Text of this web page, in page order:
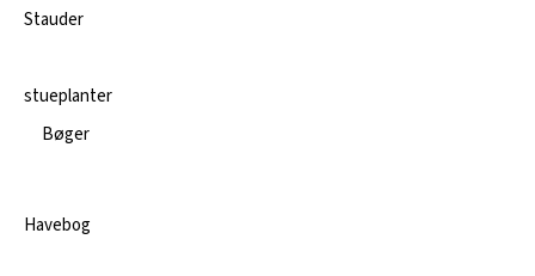
Stauder
stueplanter
Bøger
Havebog